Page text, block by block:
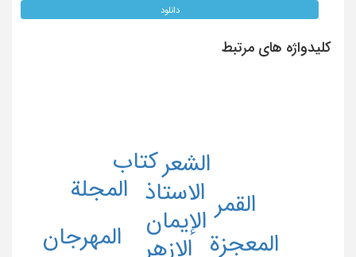
دانلود
کلیدواژه های مرتبط
الإیمان
الازهر
الاستاذ
الشعر
القمر
المجلة
المعجزة المهرجان
کتاب